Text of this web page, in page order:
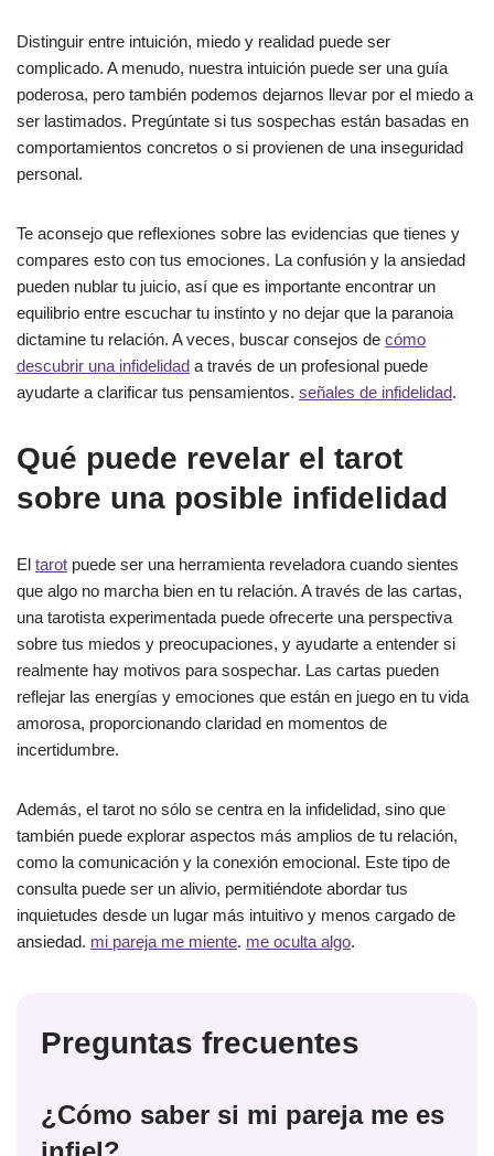
Distinguir entre intuición, miedo y realidad puede ser
complicado. A menudo, nuestra intuición puede ser una guía
poderosa, pero también podemos dejarnos llevar por el miedo a
ser lastimados. Pregúntate si tus sospechas están basadas en
comportamientos concretos o si provienen de una inseguridad
personal.
Te aconsejo que reflexiones sobre las evidencias que tienes y
compares esto con tus emociones. La confusión y la ansiedad
pueden nublar tu juicio, así que es importante encontrar un
equilibrio entre escuchar tu instinto y no dejar que la paranoia
dictamine tu relación. A veces, buscar consejos de cómo
descubrir una infidelidad a través de un profesional puede
ayudarte a clarificar tus pensamientos. señales de infidelidad.
Qué puede revelar el tarot
sobre una posible infidelidad
El tarot puede ser una herramienta reveladora cuando sientes
que algo no marcha bien en tu relación. A través de las cartas,
una tarotista experimentada puede ofrecerte una perspectiva
sobre tus miedos y preocupaciones, y ayudarte a entender si
realmente hay motivos para sospechar. Las cartas pueden
reflejar las energías y emociones que están en juego en tu vida
amorosa, proporcionando claridad en momentos de
incertidumbre.
Además, el tarot no sólo se centra en la infidelidad, sino que
también puede explorar aspectos más amplios de tu relación,
como la comunicación y la conexión emocional. Este tipo de
consulta puede ser un alivio, permitiéndote abordar tus
inquietudes desde un lugar más intuitivo y menos cargado de
ansiedad. mi pareja me miente. me oculta algo.
Preguntas frecuentes
¿Cómo saber si mi pareja me es